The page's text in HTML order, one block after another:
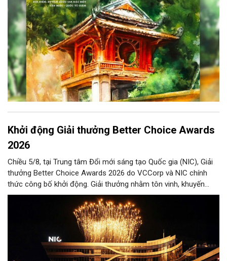
thuật của Thủ đô trong mùa thu này.
Khởi động Giải thưởng Better Choice Awards
2026
Chiều 5/8, tại Trung tâm Đổi mới sáng tạo Quốc gia (NIC), Giải
thưởng Better Choice Awards 2026 do VCCorp và NIC chính
thức công bố khởi động. Giải thưởng nhằm tôn vinh, khuyến
khích, cổ vũ những giá trị đổi mới, sáng tạo, áp dụng trong đời
sống thực, phục vụ người tiêu dùng.